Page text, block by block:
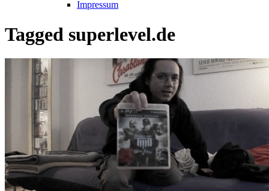
Impressum
Tagged superlevel.de